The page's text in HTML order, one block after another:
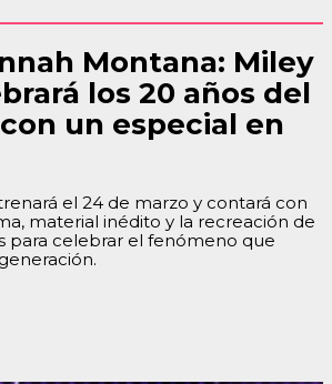
Montana: Miley
los 20 años del
un especial en
el 24 de marzo y contará con
material inédito y la recreación de
para celebrar el fenómeno que